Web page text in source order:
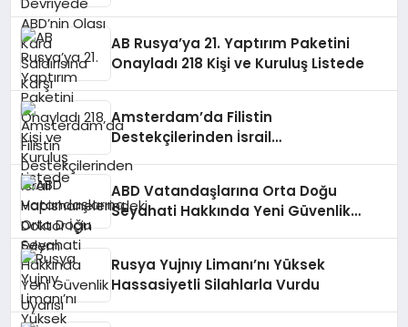
AB Rusya’ya 21. Yaptırım Paketini
Onayladı 218 Kişi ve Kuruluş Listede
Amsterdam’da Filistin
Destekçilerinden İsrail
Hapishanelerindeki Doktor İçin Eylem
ABD Vatandaşlarına Orta Doğu
Seyahati Hakkında Yeni Güvenlik
Rusya Yujnıy Limanı’nı Yüksek
Hassasiyetli Silahlarla Vurdu